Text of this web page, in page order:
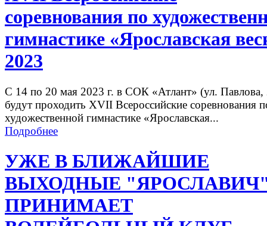
соревнования по
гимнастике «Ярославская
2023
С 14 по 20 мая 2023 г. в СОК «Атлант» (ул. Павлова,
будут проходить XVII Всероссийские соревнования
художественной гимнастике «Ярославская...
Подробнее
УЖЕ В БЛИЖАЙШИЕ
ВЫХОДНЫЕ
ПРИНИМАЕТ